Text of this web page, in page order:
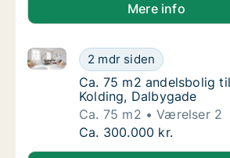
Mere info
Ca. 75 m2 andelsbolig
2 mdr siden
Ca. 75 m2 andelsbolig til salg i
Ca. 75 m2 andelsbolig
Ca. 75 m2 andelsbolig
Kolding, Dalbygade
Ca. 75 m2
Værelser 2
Ca. 75 m2 andelsbolig
Ca. 300.000 kr.